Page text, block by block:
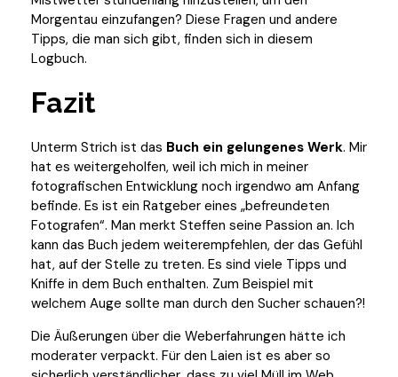
Morgentau einzufangen? Diese Fragen und andere
Tipps, die man sich gibt, finden sich in diesem
Logbuch.
Fazit
Unterm Strich ist das Buch ein gelungenes Werk. Mir
hat es weitergeholfen, weil ich mich in meiner
fotografischen Entwicklung noch irgendwo am Anfang
befinde. Es ist ein Ratgeber eines „befreundeten
Fotografen“. Man merkt Steffen seine Passion an. Ich
kann das Buch jedem weiterempfehlen, der das Gefühl
hat, auf der Stelle zu treten. Es sind viele Tipps und
Kniffe in dem Buch enthalten. Zum Beispiel mit
welchem Auge sollte man durch den Sucher schauen?!
Die Äußerungen über die Weberfahrungen hätte ich
moderater verpackt. Für den Laien ist es aber so